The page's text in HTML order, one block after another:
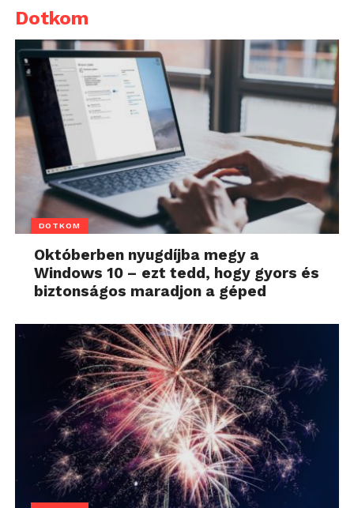
Dotkom
DOTKOM
Októberben nyugdíjba megy a
Windows 10 – ezt tedd, hogy gyors és
biztonságos maradjon a géped